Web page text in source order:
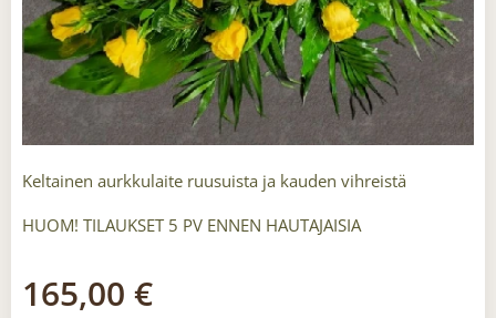
Keltainen aurkkulaite ruusuista ja kauden vihreistä
HUOM! TILAUKSET 5 PV ENNEN HAUTAJAISIA
165,00 €